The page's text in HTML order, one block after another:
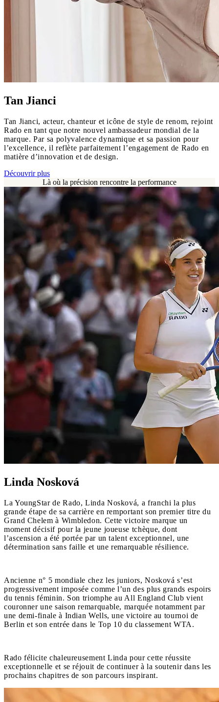
Tan Jianci
Tan Jianci, acteur, chanteur et icône de style de renom, rejoint
Rado en tant que notre nouvel ambassadeur mondial de la
marque. Par sa polyvalence dynamique et sa passion pour
l’excellence, il reflète parfaitement l’engagement de Rado en
matière d’innovation et de design.
Découvrir plus
Là où la précision rencontre la performance
Linda Nosková
La YoungStar de Rado, Linda Nosková, a franchi la plus
grande étape de sa carrière en remportant son premier titre du
Grand Chelem à Wimbledon. Cette victoire marque un
moment décisif pour la jeune joueuse tchèque, dont
l’ascension a été portée par un talent exceptionnel, une
détermination sans faille et une remarquable résilience.
Ancienne n° 5 mondiale chez les juniors, Nosková s’est
progressivement imposée comme l’un des plus grands espoirs
du tennis féminin. Son triomphe au All England Club vient
couronner une saison remarquable, marquée notamment par
une demi-finale à Indian Wells, une victoire au tournoi de
Berlin et son entrée dans le Top 10 du classement WTA.
Rado félicite chaleureusement Linda pour cette réussite
exceptionnelle et se réjouit de continuer à la soutenir dans les
prochains chapitres de son parcours inspirant.